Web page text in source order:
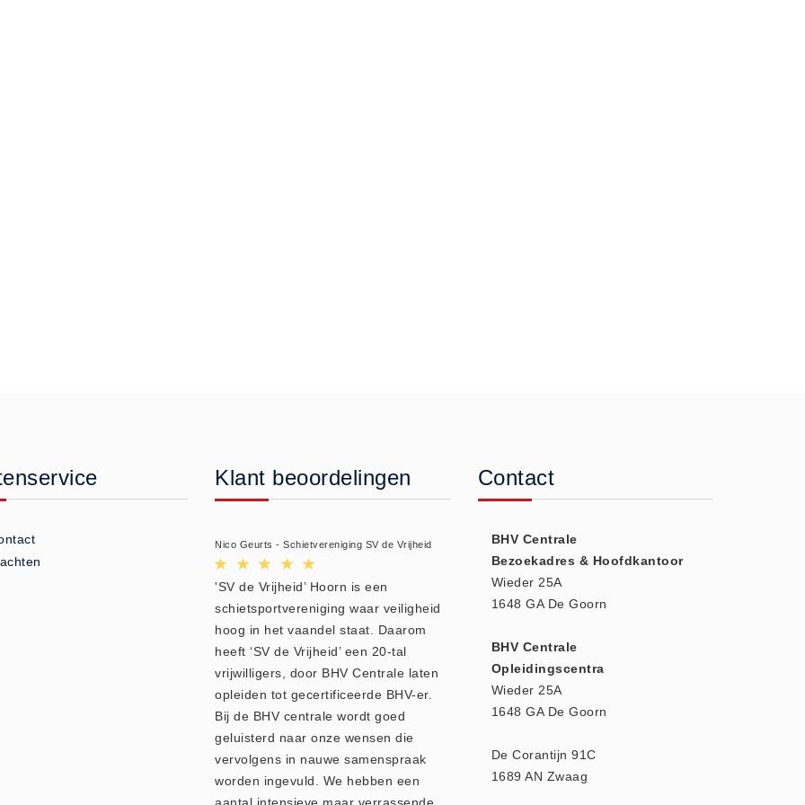
Klant beoordelingen
Nico Geurts - Schietvereniging SV de Vrijheid
'SV de Vrijheid’ Hoorn is een
schietsportvereniging waar veiligheid
hoog in het vaandel staat. Daarom
heeft ‘SV de Vrijheid’ een 20-tal
vrijwilligers, door BHV Centrale laten
opleiden tot gecertificeerde BHV-er.
Bij de BHV centrale wordt goed
geluisterd naar onze wensen die
vervolgens in nauwe samenspraak
worden ingevuld. We hebben een
Contact
BHV Centrale
Bezoekadres & Hoofdkantoor
Wieder 25A
1648 GA De Goorn
BHV Centrale
Opleidingscentra
Wieder 25A
1648 GA De Goorn
De Corantijn 91C
1689 AN Zwaag